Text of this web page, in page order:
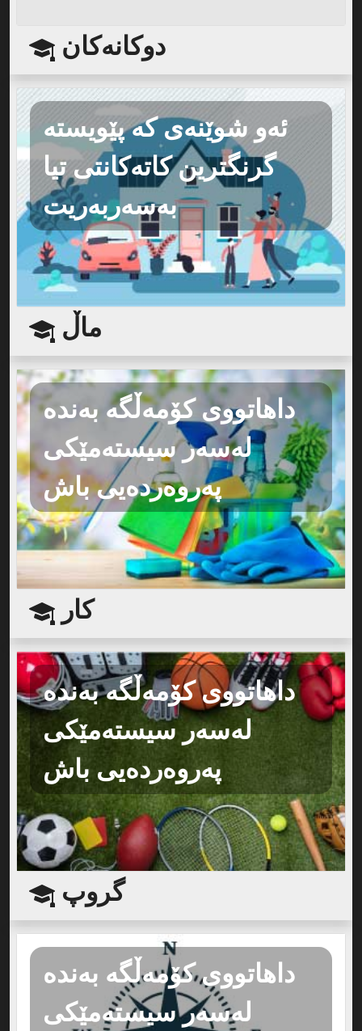
دوکانەکان
ئەو شوێنەی کە پێویستە
گرنگترین کاتەکانتی تیا
بەسەربەریت
ماڵ
داهاتووی کۆمەڵگە بەندە
لەسەر سیستەمێکی
پەروەردەیی باش
کار
داهاتووی کۆمەڵگە بەندە
لەسەر سیستەمێکی
پەروەردەیی باش
گروپ
داهاتووی کۆمەڵگە بەندە
لەسەر سیستەمێکی